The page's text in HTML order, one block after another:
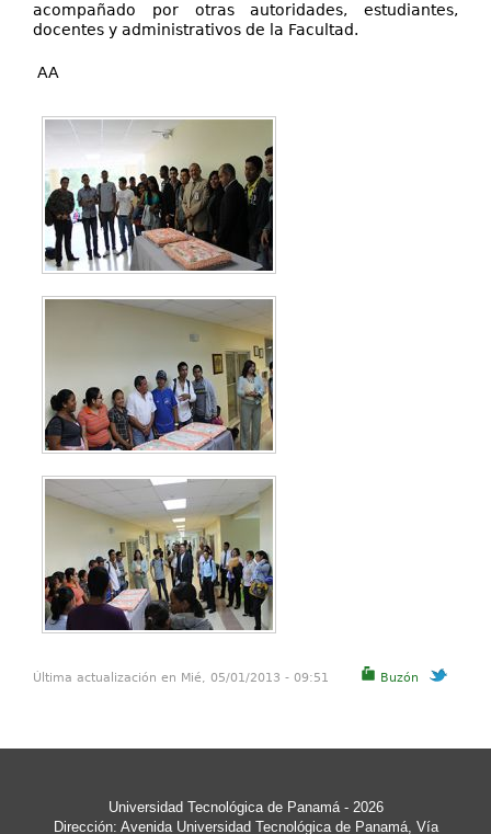
acompañado por otras autoridades, estudiantes,
docentes y administrativos de la Facultad.
AA
Buzón
Última actualización en Mié, 05/01/2013 - 09:51
Universidad Tecnológica de Panamá- 2026
Dirección: Avenida Universidad Tecnológica de Panamá, Vía